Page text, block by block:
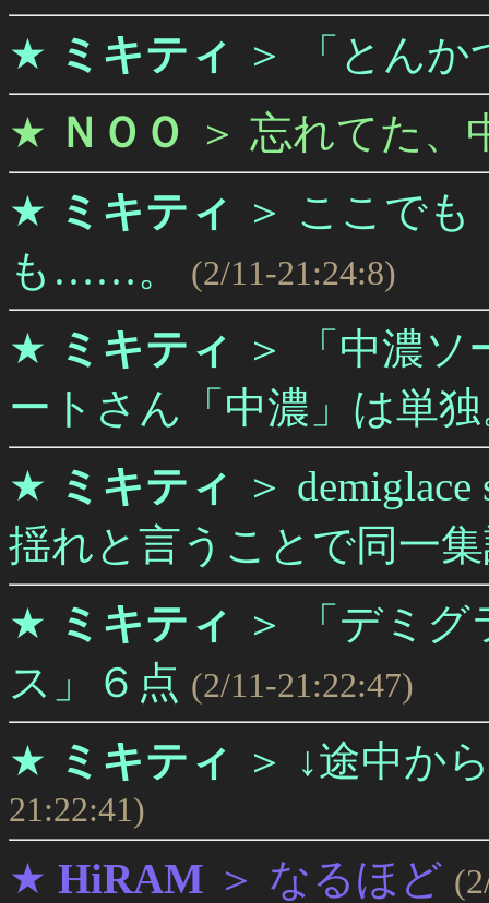
★ ミキティ ＞
「とん
★ ＮＯＯ ＞ 忘れてた、
★ ミキティ ＞ ここでも
も……。
(2/11-21:24:8)
★ ミキティ ＞
「中濃
ートさん「中濃」は単
★ ミキティ ＞
揺れと言うことで同一
★ ミキティ ＞
「デミ
ス」６点 (2/11-21:22:47)
★ ミキティ ＞ ↓途中か
21:22:41)
★ HiRAM ＞ なるほど